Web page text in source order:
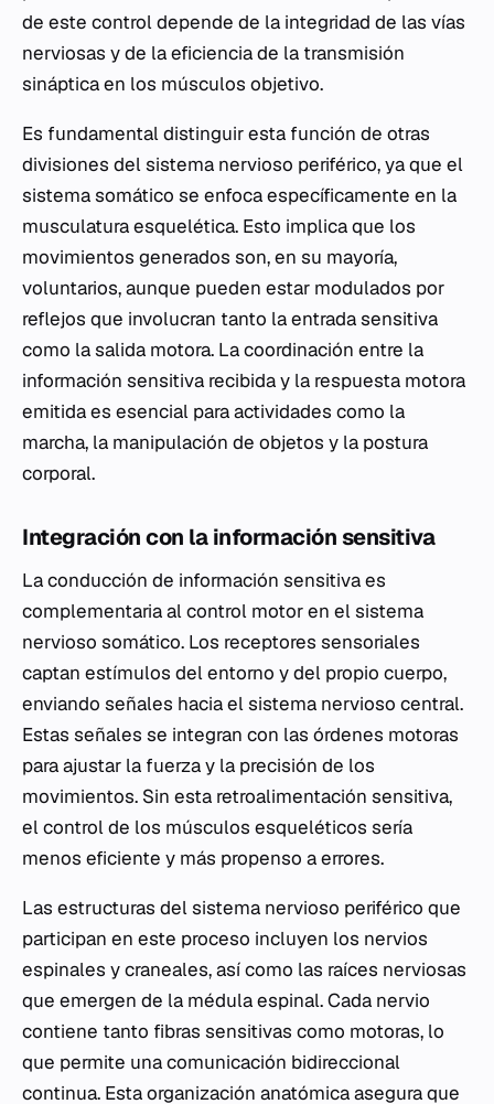
de este control depende de la integridad de las vías
nerviosas y de la eficiencia de la transmisión
sináptica en los músculos objetivo.
Es fundamental distinguir esta función de otras
divisiones del sistema nervioso periférico, ya que el
sistema somático se enfoca específicamente en la
musculatura esquelética. Esto implica que los
movimientos generados son, en su mayoría,
voluntarios, aunque pueden estar modulados por
reflejos que involucran tanto la entrada sensitiva
como la salida motora. La coordinación entre la
información sensitiva recibida y la respuesta motora
emitida es esencial para actividades como la
marcha, la manipulación de objetos y la postura
corporal.
Integración con la información sensitiva
La conducción de información sensitiva es
complementaria al control motor en el sistema
nervioso somático. Los receptores sensoriales
captan estímulos del entorno y del propio cuerpo,
enviando señales hacia el sistema nervioso central.
Estas señales se integran con las órdenes motoras
para ajustar la fuerza y la precisión de los
movimientos. Sin esta retroalimentación sensitiva,
el control de los músculos esqueléticos sería
menos eficiente y más propenso a errores.
Las estructuras del sistema nervioso periférico que
participan en este proceso incluyen los nervios
espinales y craneales, así como las raíces nerviosas
que emergen de la médula espinal. Cada nervio
contiene tanto fibras sensitivas como motoras, lo
que permite una comunicación bidireccional
continua. Esta organización anatómica asegura que